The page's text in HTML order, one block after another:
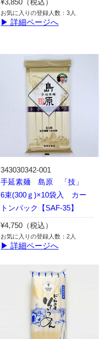
¥3,850（税込）
お気に入りの登録人数：3人
▶ 詳細ページへ
343030342-001
手延素麺 島原 「技」
6束(300ｇ)×10袋入 カー
トンパック【SAF-35】
¥4,750（税込）
お気に入りの登録人数：2人
▶ 詳細ページへ